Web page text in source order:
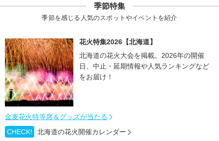
季節特集
季節を感じる人気のスポットやイベントを紹介
花火特集2026【北海道】
北海道の花火大会を掲載。2026年の開催
日、中止・延期情報や人気ランキングなど
をお届け！
金麦花火特等席＆グッズが当たる
CHECK!
北海道の花火開催カレンダー